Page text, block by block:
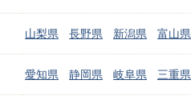
山梨県 長野県 新潟県 富山県
愛知県 静岡県 岐阜県 三重県